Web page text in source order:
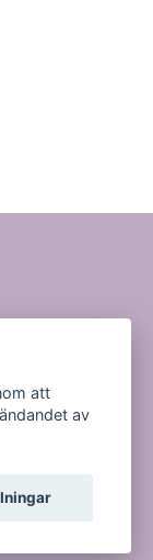
att
av